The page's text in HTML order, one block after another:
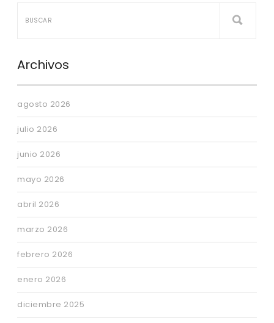
Archivos
agosto 2026
julio 2026
junio 2026
mayo 2026
abril 2026
marzo 2026
febrero 2026
enero 2026
diciembre 2025